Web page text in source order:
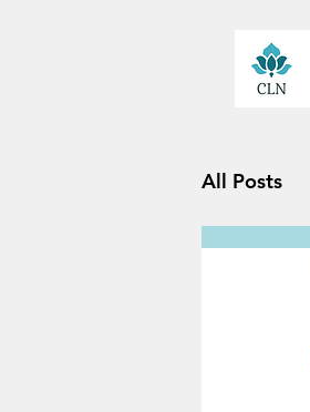
All Posts